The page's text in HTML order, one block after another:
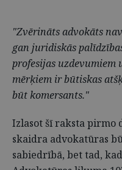
"Zvērināts advokāts
gan juridiskās
profesijas uzdevumiem
mērķiem ir būtiskas
būt komersants."
Izlasot šī raksta pirmo
skaidra advokatūras
sabiedrībā, bet tad,